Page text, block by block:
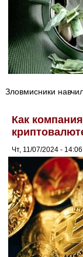
Зловмисники
Как
Чт, 11/07/2024 - 14:06